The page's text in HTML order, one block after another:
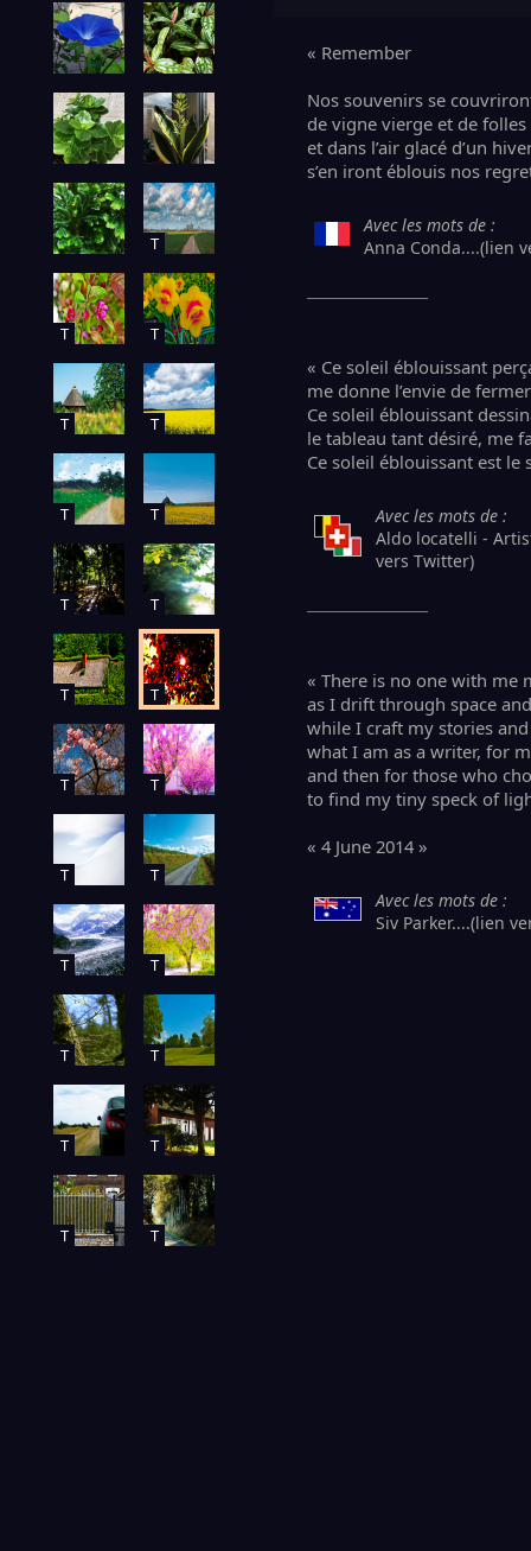
T
T T
T T
T T
T T
T T
T T
T T
T T
T T
T T
T T
« Remember
Nos souvenirs se
de vigne vierge et de
et dans l’air glacé d’un
s’en iront éblouis nos
Avec les mots de :
Anna Conda....(lien
« Ce soleil éblouissant
me donne l’envie de
Ce soleil éblouissant
le tableau tant désiré, me
Ce soleil éblouissant est le
Avec les mots de :
Aldo locatelli -
vers Twitter)
« There is no one with me
as I drift through space
while I craft my stories
what I am as a writer, for
and then for those who
to find my tiny speck of
« 4 June 2014 »
Avec les mots de :
Siv Parker....(lien